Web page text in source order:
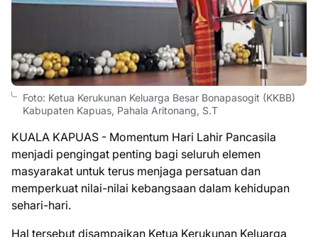
Foto: Ketua Kerukunan Keluarga Besar Bonapasogit (KKBB)
Kabupaten Kapuas, Pahala Aritonang, S.T
KUALA KAPUAS - Momentum Hari Lahir Pancasila
menjadi pengingat penting bagi seluruh elemen
masyarakat untuk terus menjaga persatuan dan
memperkuat nilai-nilai kebangsaan dalam kehidupan
sehari-hari.
Hal tersebut disampaikan Ketua Kerukunan Keluarga